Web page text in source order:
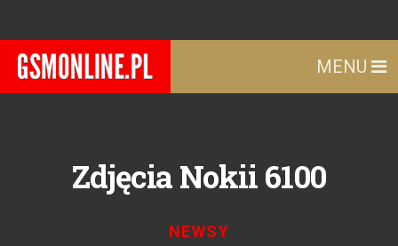
MENU
Zdjęcia Nokii 6100
NEWSY